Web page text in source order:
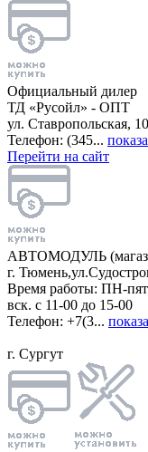
Официальный дилер
ТД «Русойл» - ОПТ
ул. Ставропольская,
Телефон: (345...
Перейти на сайт
АВТОМОДУЛЬ
г.
Время работы: ПН-
вск. с 11-00 до 15-00
Телефон: +7(3...
г. Сургут